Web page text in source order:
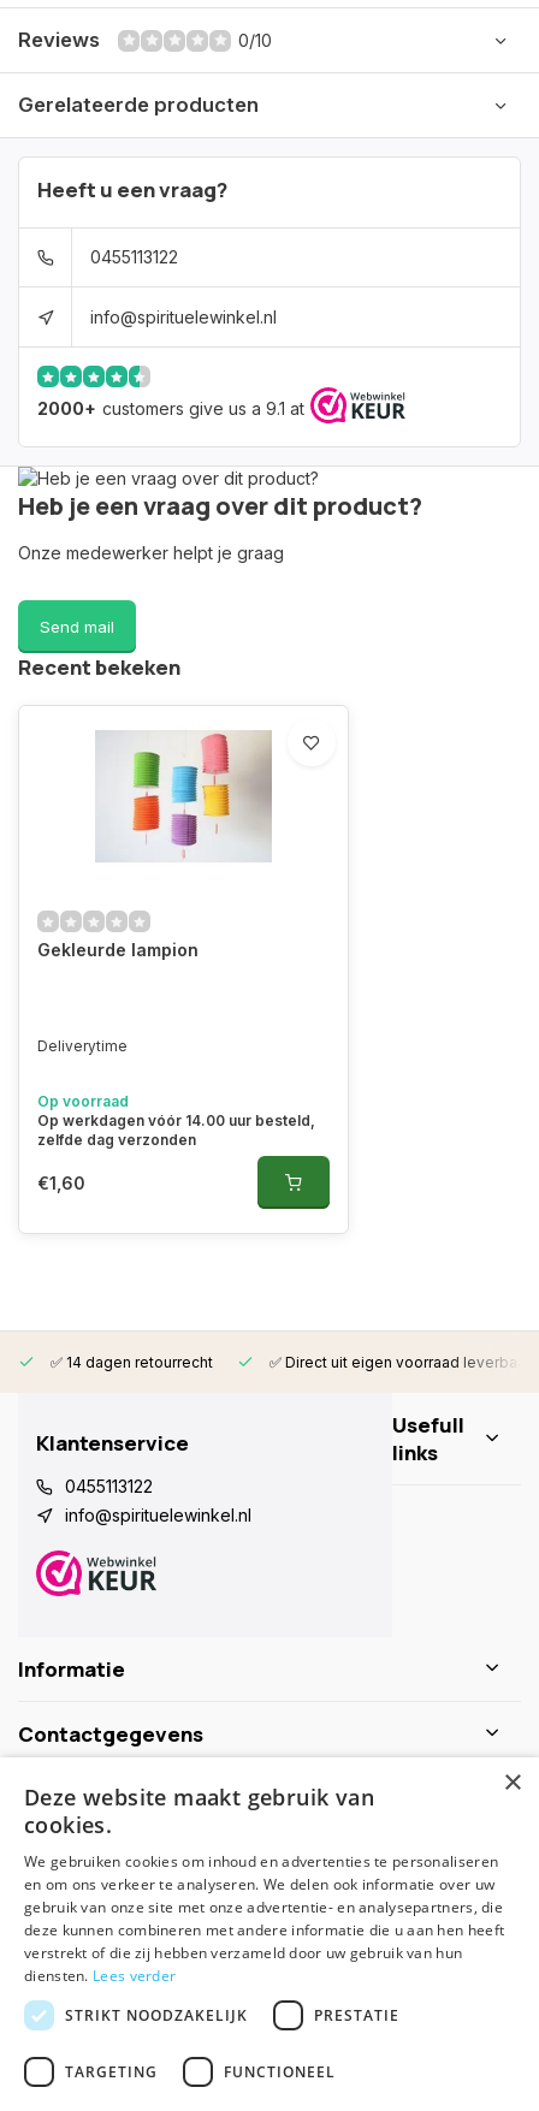
Reviews 0/10
Gerelateerde producten
Heeft u een vraag?
0455113122
info@spirituelewinkel.nl
2000+ customers give us a 9.1 at
Heb je een vraag over dit product?
Onze medewerker helpt je graag
Send mail
Recent bekeken
Gekleurde lampion
Deliverytime
Op voorraad
Op werkdagen vóór 14.00 uur besteld,
zelfde dag verzonden
€1,60
✅ 14 dagen retourrecht ✅ Direct uit eigen voorraad leverbaar
Klantenservice
0455113122
info@spirituelewinkel.nl
Usefull
links
Informatie
Contactgegevens
Schijf je nu in voor de nieuwsbrief
Abonneer
×
Deze website maakt gebruik van
cookies.
We gebruiken cookies om inhoud en advertenties te personaliseren
en om ons verkeer te analyseren. We delen ook informatie over uw
gebruik van onze site met onze advertentie- en analysepartners, die
deze kunnen combineren met andere informatie die u aan hen heeft
verstrekt of die zij hebben verzameld door uw gebruik van hun
diensten. Lees verder
STRIKT NOODZAKELIJK
PRESTATIE
TARGETING FUNCTIONEEL